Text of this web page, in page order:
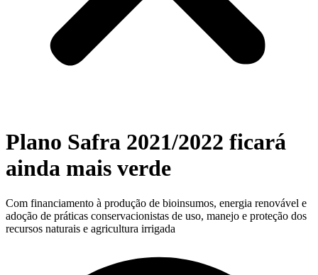
Plano Safra 2021/2022 ficará
ainda mais verde
Com financiamento à produção de bioinsumos, energia renovável e
adoção de práticas conservacionistas de uso, manejo e proteção dos
recursos naturais e agricultura irrigada